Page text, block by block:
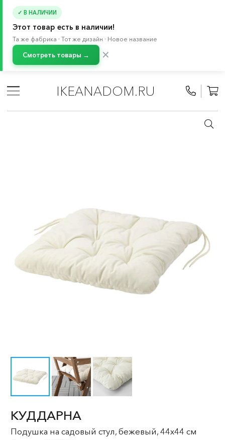
✓ В НАЛИЧИИ
Этот товар есть в наличии!
Та же фабрика · Тот же дизайн · Новое название
Смотреть товары → ✕
IKEANADOM.RU
Чехлы и подушки для садовой мебели /
Чехлы и подушки для садовой мебели
КУДДАРНА
Подушка на садовый стул, бежевый, 44x44 см